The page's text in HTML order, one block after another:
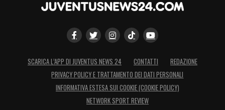
SCARICA L’APP DI JUVENTUS NEWS 24 CONTATTI
REDAZIONE
PRIVACY POLICY E TRATTAMENTO DEI DATI PERSONALI
INFORMATIVA ESTESA SUI COOKIE (COOKIE POLICY)
NETWORK SPORT REVIEW